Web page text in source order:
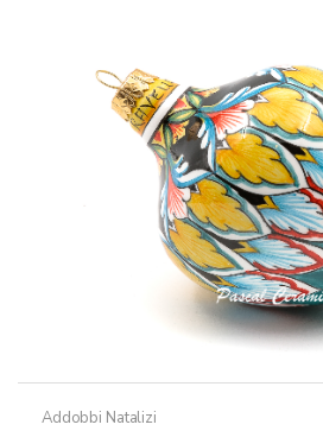
Addobbi Natalizi